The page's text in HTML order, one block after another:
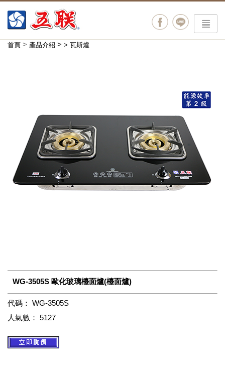
menu
首頁 > 產品介紹 > > 瓦斯爐
WG-3505S 歐化玻璃檯面爐(檯面爐)
代碼： WG-3505S
人氣數： 5127